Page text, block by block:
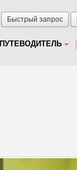
Быстрый запрос
ПУТЕВОДИТЕЛЬ